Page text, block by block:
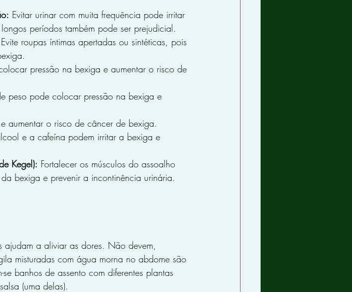
Evitar urinar com muita frequência pode irritar
períodos também pode ser prejudicial.
Evite roupas íntimas apertadas ou sintéticas, pois
pressão na bexiga e aumentar o risco de
peso pode colocar pressão na bexiga e
aumentar o risco de câncer de bexiga.
e a cafeína podem irritar a bexiga e
Kegel): Fortalecer os músculos do assoalho
bexiga e prevenir a incontinência urinária.
ajudam a aliviar as dores. Não devem,
misturadas com água morna no abdome são
banhos de assento com diferentes plantas
(uma delas).